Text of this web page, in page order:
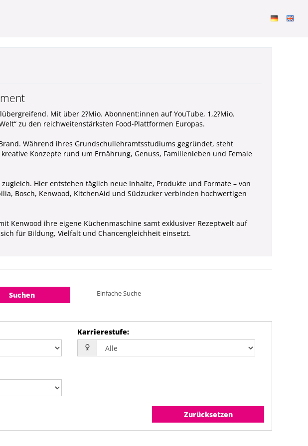
Mit über 2?Mio. Abonnent:innen auf YouTube, 1,2?Mio.
zu den reichweitenstärksten Food-Plattformen Europas.
Während ihres Grundschullehramtsstudiums gegründet, steht
Konzepte rund um Ernährung, Genuss, Familienleben und Female
Hier entstehen täglich neue Inhalte, Produkte und Formate – von
Bosch, Kenwood, KitchenAid und Südzucker verbinden hochwertigen
Kenwood ihre eigene Küchenmaschine samt exklusiver Rezeptwelt auf
für Bildung, Vielfalt und Chancengleichheit einsetzt.
Suchen Einfache Suche
Karrierestufe:
Zurücksetzen